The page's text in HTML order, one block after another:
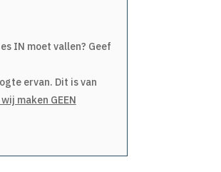
IN moet vallen? Geef
ervan. Dit is van
maken GEEN